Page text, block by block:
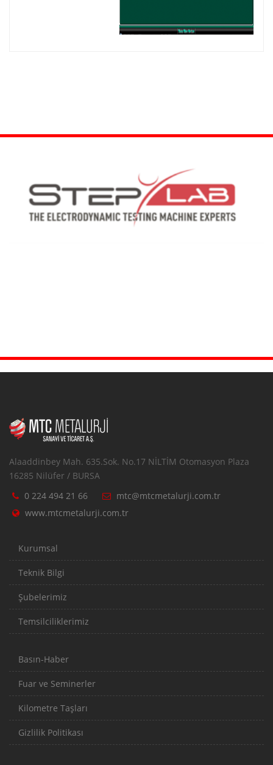
Alaaddinbey Mah. 635.Sok. No.17 NİLTİM Otomasyon Plaza
16285 Nilüfer / BURSA
0 224 494 21 66
mtc@mtcmetalurji.com.tr
www.mtcmetalurji.com.tr
Kurumsal
Teknik Bilgi
Şubelerimiz
Temsilciliklerimiz
Basın-Haber
Fuar ve Seminerler
Kilometre Taşları
Gizlilik Politikası